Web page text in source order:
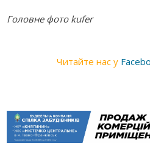
Головне фото kufer
Читайте нас у